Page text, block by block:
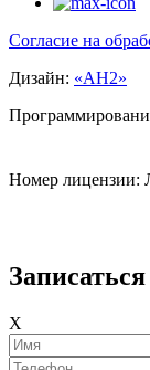
Согласие на
Дизайн: «АН2»
Номер лицензии:
X